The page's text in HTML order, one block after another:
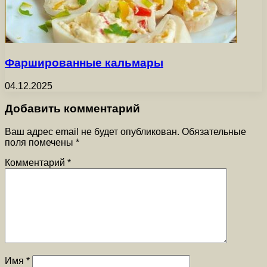
Фаршированные кальмары
04.12.2025
Добавить комментарий
Ваш адрес email не будет опубликован. Обязательные
поля помечены *
Комментарий *
Имя *